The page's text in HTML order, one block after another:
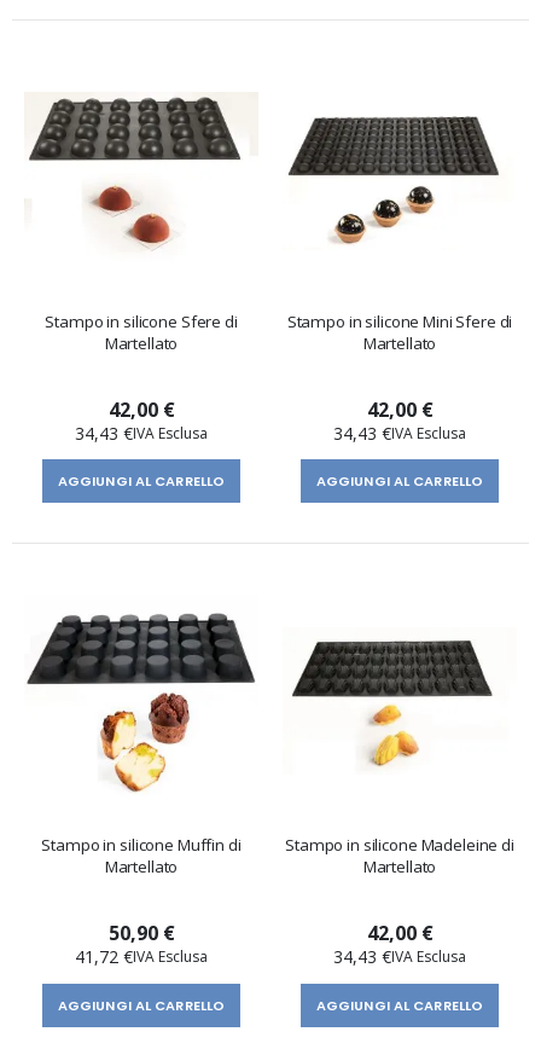
Stampo in silicone Sfere di
Martellato
42,00 €
34,43 €
AGGIUNGI AL CARRELLO
Stampo in silicone Mini Sfere di
Martellato
42,00 €
34,43 €
AGGIUNGI AL CARRELLO
Stampo in silicone Muffin di
Martellato
50,90 €
41,72 €
AGGIUNGI AL CARRELLO
Stampo in silicone Madeleine di
Martellato
42,00 €
34,43 €
AGGIUNGI AL CARRELLO